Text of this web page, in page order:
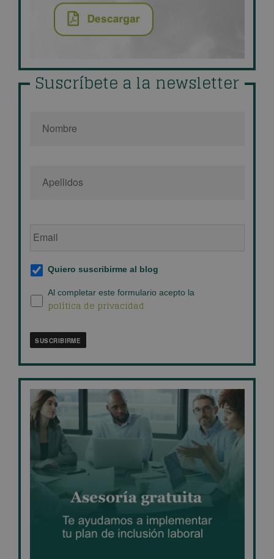
Suscríbete a la newsletter
de
Suscripción
al
blog
*
Quiero suscribirme al blog
Política
de
Al completar este formulario acepto la
política de privacidad
SUSCRIBIRME